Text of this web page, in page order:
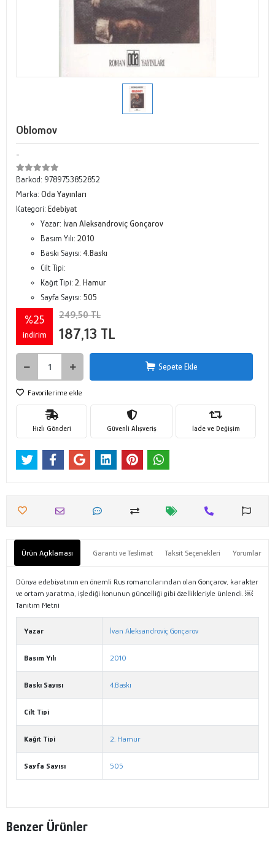
Oblomov
-
Barkod: 9789753852852
Marka: Oda Yayınları
Kategori: Edebiyat
Yazar: İvan Aleksandroviç Gonçarov
Basım Yılı: 2010
Baskı Sayısı:4.Baskı
Cilt Tipi:
Kağıt Tipi: 2. Hamur
Sayfa Sayısı: 505
%25
indirim
249,50 TL
187,13 TL
Sepete Ekle
Favorilerime ekle
Hızlı Gönderi Güvenli Alışveriş İade ve Değişim
Ürün Açıklaması Garanti ve Teslimat Taksit Seçenekleri Yorumlar
Dünya edebiyatının en önemli Rus romancılarından olan Gonçarov, karakter
ve ortam yaratma, işlediği konunun güncelliği gibi özellikleriyle ünlendi. ￼
Tanıtım Metni
Yazar İvan Aleksandroviç Gonçarov
Basım Yılı 2010
Baskı Sayısı 4.Baskı
Cilt Tipi
Kağıt Tipi 2. Hamur
Sayfa Sayısı 505
Benzer Ürünler